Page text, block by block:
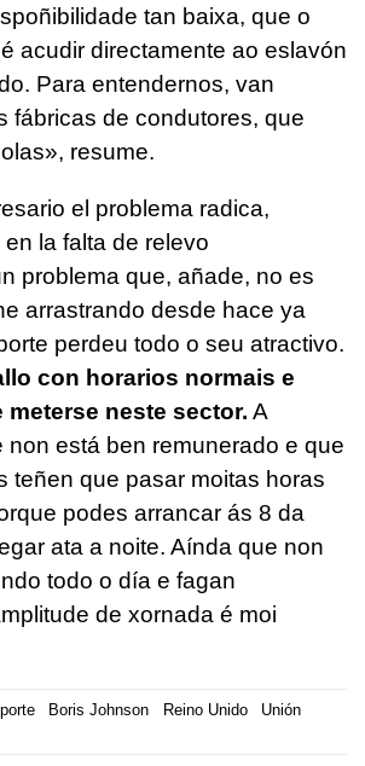
tan baixa, que o
acudir directamente ao eslavón
Para entendernos, van
fábricas de condutores, que
, resume.
el problema radica,
la falta de relevo
problema que, añade, no es
arrastrando desde hace ya
perdeu todo o seu atractivo.
con horarios normais e
meterse neste sector. A
non está ben remunerado e que
teñen que pasar moitas horas
podes arrancar ás 8 da
ata a noite. Aínda que non
todo o día e fagan
de xornada é moi
Boris Johnson Reino Unido
Unión